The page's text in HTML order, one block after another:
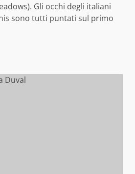
Gli occhi degli italiani
sono tutti puntati sul primo